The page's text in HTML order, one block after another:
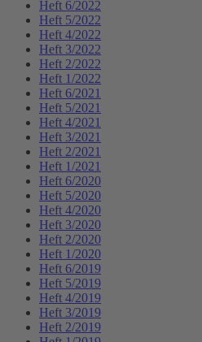
Heft 6/2022
Heft 5/2022
Heft 4/2022
Heft 3/2022
Heft 2/2022
Heft 1/2022
Heft 6/2021
Heft 5/2021
Heft 4/2021
Heft 3/2021
Heft 2/2021
Heft 1/2021
Heft 6/2020
Heft 5/2020
Heft 4/2020
Heft 3/2020
Heft 2/2020
Heft 1/2020
Heft 6/2019
Heft 5/2019
Heft 4/2019
Heft 3/2019
Heft 2/2019